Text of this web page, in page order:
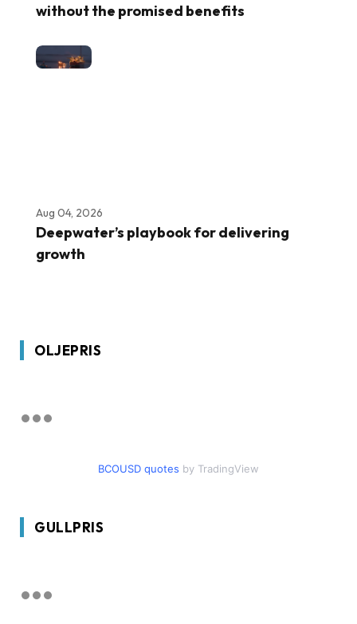
without the promised benefits
Aug 04, 2026
Deepwater’s playbook for delivering
growth
OLJEPRIS
BCOUSD quotes by TradingView
GULLPRIS